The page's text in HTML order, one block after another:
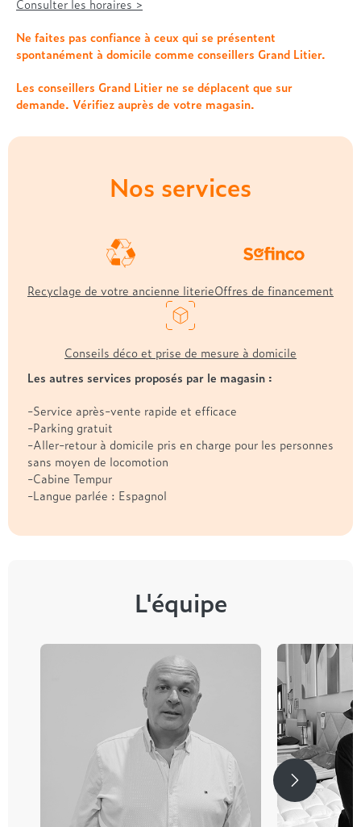
Consulter les horaires >
Ne faites pas confiance à ceux qui se présentent
spontanément à domicile comme conseillers Grand Litier.
Les conseillers Grand Litier ne se déplacent que sur
demande. Vérifiez auprès de votre magasin.
Nos services
Recyclage de votre ancienne literieOffres de financement
Conseils déco et prise de mesure à domicile
Les autres services proposés par le magasin :
-Service après-vente rapide et efficace
-Parking gratuit
-Aller-retour à domicile pris en charge pour les personnes
sans moyen de locomotion
-Cabine Tempur
-Langue parlée : Espagnol
L'équipe